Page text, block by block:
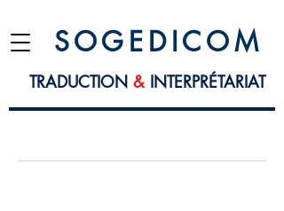
S O G E D I C O M
TRADUCTION &INTERPRÉTARIAT